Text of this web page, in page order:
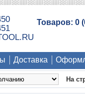
Товаров: 0
Доставка
На